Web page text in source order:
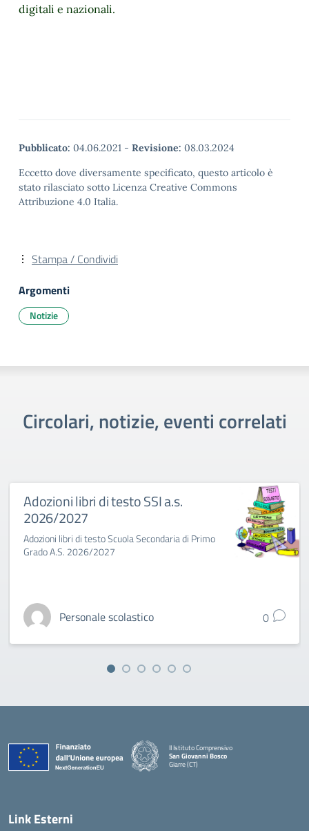
digitali e nazionali.
Pubblicato: 04.06.2021 - Revisione: 08.03.2024
Eccetto dove diversamente specificato, questo articolo è
stato rilasciato sotto Licenza Creative Commons
Attribuzione 4.0 Italia.
Stampa / Condividi
Argomenti
Notizie
Circolari, notizie, eventi correlati
Adozioni libri di testo SSI a.s.
2026/2027
Adozioni libri di testo Scuola Secondaria di Primo
Grado A.S. 2026/2027
Personale scolastico 0
II Istituto Comprensivo
San Giovanni Bosco
Giarre (CT)
Link Esterni